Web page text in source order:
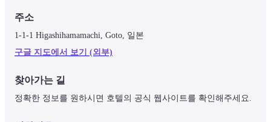
주소
1-1-1 Higashihamamachi, Goto, 일본
구글 지도에서 보기 (외부)
찾아가는 길
정확한 정보를 원하시면 호텔의 공식 웹사이트를 확인해주세요.